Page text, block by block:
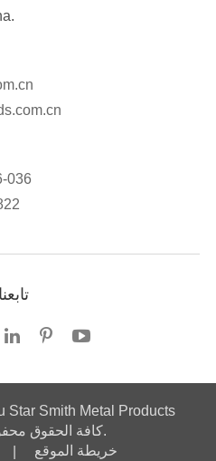
036
تابعنا
Star Smith Metal Products
كافة الحقوق محفوظة.
خريطة الموقع